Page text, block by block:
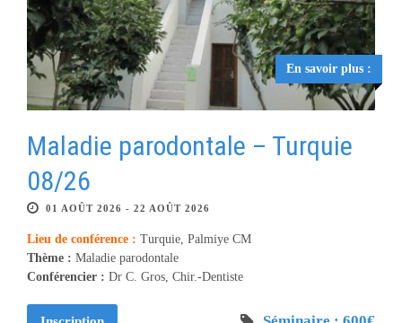
En savoir plus :
Maladie parodontale – Turquie
08/26
01 AOÛT 2026 - 22 AOÛT 2026
Lieu de conférence : Turquie, Palmiye CM
Thème : Maladie parodontale
Conférencier : Dr C. Gros, Chir.-Dentiste